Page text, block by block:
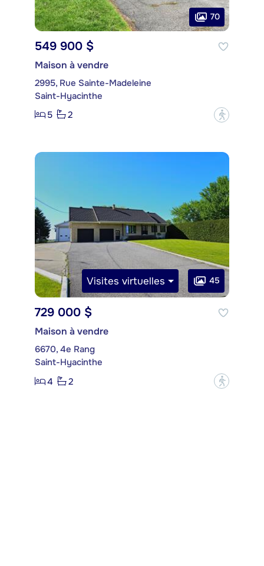
70
549 900 $
Maison à vendre
2995, Rue Sainte-Madeleine
Saint-Hyacinthe
5
2 ?
Visites virtuelles 45
729 000 $
Maison à vendre
6670, 4e Rang
Saint-Hyacinthe
4
2 ?